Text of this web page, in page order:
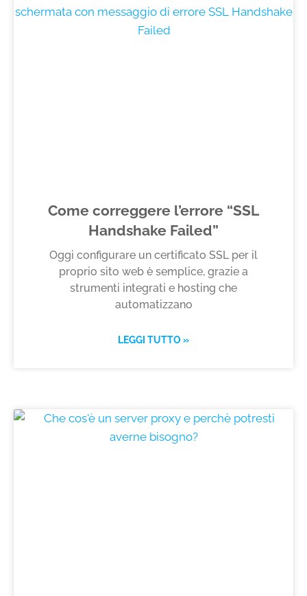
Come correggere l’errore “SSL
Handshake Failed”
Oggi configurare un certificato SSL per il
proprio sito web è semplice, grazie a
strumenti integrati e hosting che
automatizzano
LEGGI TUTTO »